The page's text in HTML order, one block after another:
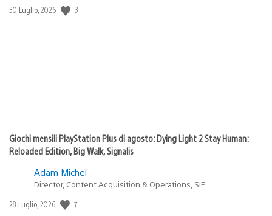
Data
30 Luglio, 2026 3
Giochi mensili PlayStation Plus di agosto: Dying Light 2 Stay Human:
Reloaded Edition, Big Walk, Signalis
Adam Michel
Director, Content Acquisition & Operations, SIE
Data
28 Luglio, 2026 7